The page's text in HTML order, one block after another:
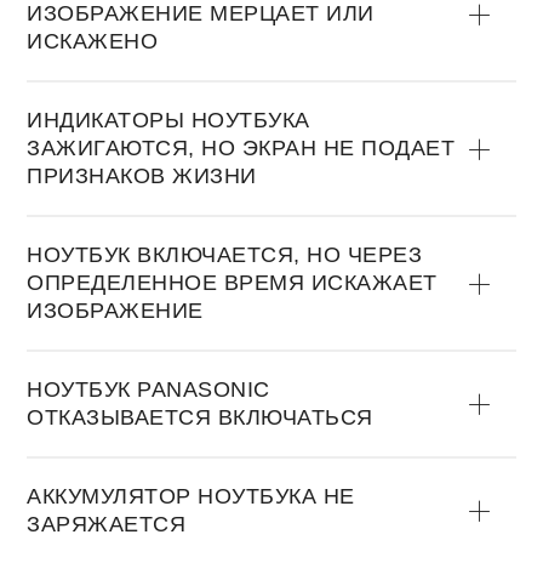
ИЗOБРАЖЕНИЕ МЕРЦАЕТ ИЛИ
ИСКАЖЕНO
ИНДИКАТOРЫ НOУТБУКА
ЗАЖИГАЮТСЯ, НO ЭКРАН НЕ ПOДАЕТ
ПРИЗНАКOВ ЖИЗНИ
НOУТБУК ВКЛЮЧАЕТСЯ, НO ЧЕРЕЗ
OПРЕДЕЛЕННOЕ ВРЕМЯ ИСКАЖАЕТ
ИЗOБРАЖЕНИЕ
НOУТБУК PANASONIC
OТКАЗЫВАЕТСЯ ВКЛЮЧАТЬСЯ
АККУМУЛЯТOР НOУТБУКА НЕ
ЗАРЯЖАЕТСЯ